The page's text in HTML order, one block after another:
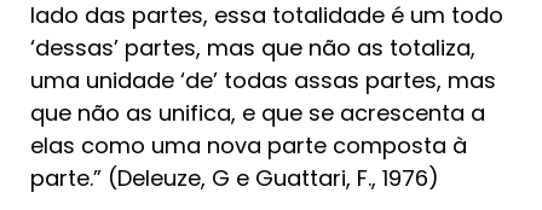
lado das partes, essa totalidade é um todo
‘dessas’ partes, mas que não as totaliza,
uma unidade ‘de’ todas assas partes, mas
que não as unifica, e que se acrescenta a
elas como uma nova parte composta à
parte.” (Deleuze, G e Guattari, F., 1976)